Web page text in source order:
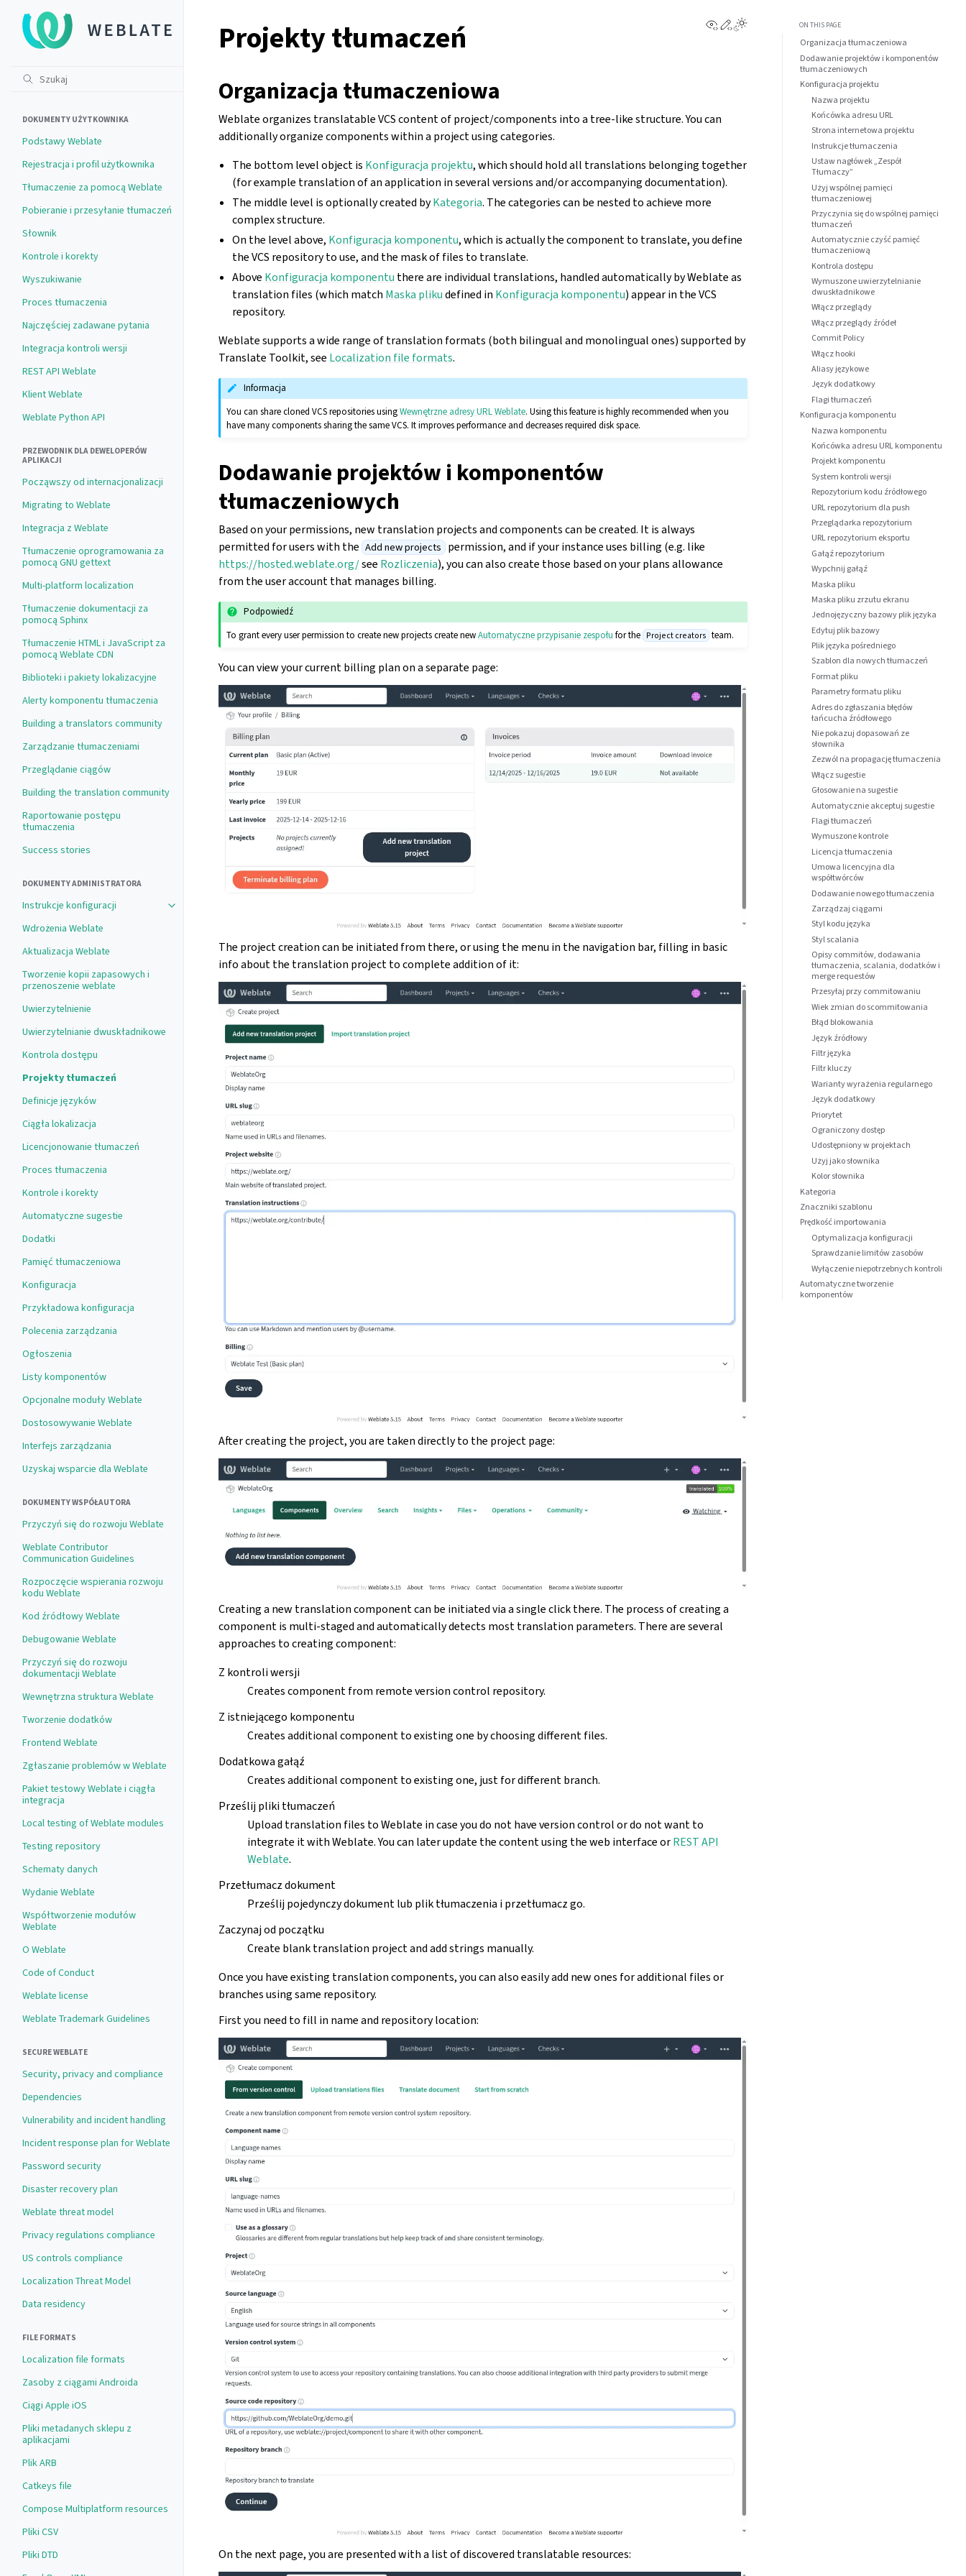
DOKUMENTY UŻYTKOWNIKA
Podstawy Weblate
Rejestracja i profil użytkownika
Tłumaczenie za pomocą Weblate
Pobieranie i przesyłanie tłumaczeń
Słownik
Kontrole i korekty
Wyszukiwanie
Proces tłumaczenia
Najczęściej zadawane pytania
Integracja kontroli wersji
REST API Weblate
Klient Weblate
Weblate Python API
PRZEWODNIK DLA DEWELOPERÓW
APLIKACJI
Począwszy od internacjonalizacji
Migrating to Weblate
Integracja z Weblate
Tłumaczenie oprogramowania za
pomocą GNU gettext
Multi-platform localization
Tłumaczenie dokumentacji za
pomocą Sphinx
Tłumaczenie HTML i JavaScript za
pomocą Weblate CDN
Biblioteki i pakiety lokalizacyjne
Alerty komponentu tłumaczenia
Building a translators community
Zarządzanie tłumaczeniami
Przeglądanie ciągów
Building the translation community
Raportowanie postępu
tłumaczenia
Success stories
DOKUMENTY ADMINISTRATORA
Instrukcje konfiguracji
Wdrożenia Weblate
Aktualizacja Weblate
Tworzenie kopii zapasowych i
przenoszenie weblate
Uwierzytelnienie
Uwierzytelnianie dwuskładnikowe
Kontrola dostępu
Projekty tłumaczeń
Definicje języków
Ciągła lokalizacja
Licencjonowanie tłumaczeń
Proces tłumaczenia
Kontrole i korekty
Automatyczne sugestie
Dodatki
Pamięć tłumaczeniowa
Konfiguracja
Przykładowa konfiguracja
Polecenia zarządzania
Ogłoszenia
Listy komponentów
Opcjonalne moduły Weblate
Dostosowywanie Weblate
Interfejs zarządzania
Uzyskaj wsparcie dla Weblate
DOKUMENTY WSPÓŁAUTORA
Przyczyń się do rozwoju Weblate
Weblate Contributor
Communication Guidelines
Rozpoczęcie wspierania rozwoju
kodu Weblate
Kod źródłowy Weblate
Debugowanie Weblate
Przyczyń się do rozwoju
dokumentacji Weblate
Wewnętrzna struktura Weblate
Tworzenie dodatków
Frontend Weblate
Zgłaszanie problemów w Weblate
Pakiet testowy Weblate i ciągła
integracja
Local testing of Weblate modules
Testing repository
Schematy danych
Wydanie Weblate
Współtworzenie modułów
Weblate
O Weblate
Code of Conduct
Weblate license
Weblate Trademark Guidelines
SECURE WEBLATE
Security, privacy and compliance
Dependencies
Vulnerability and incident handling
Incident response plan for Weblate
Password security
Disaster recovery plan
Weblate threat model
Privacy regulations compliance
US controls compliance
Localization Threat Model
Data residency
FILE FORMATS
Localization file formats
Zasoby z ciągami Androida
Ciągi Apple iOS
Pliki metadanych sklepu z
aplikacjami
Plik ARB
Catkeys file
Compose Multiplatform resources
Pliki CSV
Pliki DTD
View this page
Edit this page
Projekty tłumaczeń
Organizacja tłumaczeniowa
Weblate organizes translatable VCS content of project/components into a tree-like structure. You can
additionally organize components within a project using categories.
The bottom level object is Konfiguracja projektu, which should hold all translations belonging together
(for example translation of an application in several versions and/or accompanying documentation).
The middle level is optionally created byKategoria. The categories can be nested to achieve more
complex structure.
On the level above, Konfiguracja komponentu, which is actually the component to translate, you define
the VCS repository to use, and the mask of files to translate.
Above Konfiguracja komponentu there are individual translations, handled automatically by Weblate as
translation files (which match Maska plikudefined in Konfiguracja komponentu) appear in the VCS
repository.
Weblate supports a wide range of translation formats (both bilingual and monolingual ones) supported by
Translate Toolkit, see Localization file formats.
Informacja
You can share cloned VCS repositories usingWewnętrzne adresy URL Weblate. Using this feature is highly recommended when you
have many components sharing the same VCS. It improves performance and decreases required disk space.
Dodawanie projektów i komponentów
tłumaczeniowych
Based on your permissions, new translation projects and components can be created. It is always
permitted for users with the Add new projects permission, and if your instance uses billing (e.g. like
https://hosted.weblate.org/see Rozliczenia), you can also create those based on your plans allowance
from the user account that manages billing.
Podpowiedź
To grant every user permission to create new projects create newAutomatyczne przypisanie zespołu for the Project creators team.
You can view your current billing plan on a separate page:
The project creation can be initiated from there, or using the menu in the navigation bar, filling in basic
info about the translation project to complete addition of it:
After creating the project, you are taken directly to the project page:
Creating a new translation component can be initiated via a single click there. The process of creating a
component is multi-staged and automatically detects most translation parameters. There are several
approaches to creating component:
Z kontroli wersji
Creates component from remote version control repository.
Z istniejącego komponentu
Creates additional component to existing one by choosing different files.
Dodatkowa gałąź
Creates additional component to existing one, just for different branch.
Prześlij pliki tłumaczeń
Upload translation files to Weblate in case you do not have version control or do not want to
integrate it with Weblate. You can later update the content using the web interface orREST API
Weblate.
Przetłumacz dokument
Prześlij pojedynczy dokument lub plik tłumaczenia i przetłumacz go.
Zaczynaj od początku
Create blank translation project and add strings manually.
Once you have existing translation components, you can also easily add new ones for additional files or
branches using same repository.
First you need to fill in name and repository location:
On the next page, you are presented with a list of discovered translatable resources:
ON THIS PAGE
Organizacja tłumaczeniowa
Dodawanie projektów i komponentów
tłumaczeniowych
Konfiguracja projektu
Nazwa projektu
Końcówka adresu URL
Strona internetowa projektu
Instrukcje tłumaczenia
Ustaw nagłówek „Zespół
Tłumaczy”
Użyj wspólnej pamięci
tłumaczeniowej
Przyczynia się do wspólnej pamięci
tłumaczeń
Automatycznie czyść pamięć
tłumaczeniową
Kontrola dostępu
Wymuszone uwierzytelnianie
dwuskładnikowe
Włącz przeglądy
Włącz przeglądy źródeł
Commit Policy
Włącz hooki
Aliasy językowe
Język dodatkowy
Flagi tłumaczeń
Konfiguracja komponentu
Nazwa komponentu
Końcówka adresu URL komponentu
Projekt komponentu
System kontroli wersji
Repozytorium kodu źródłowego
URL repozytorium dla push
Przeglądarka repozytorium
URL repozytorium eksportu
Gałąź repozytorium
Wypchnij gałąź
Maska pliku
Maska pliku zrzutu ekranu
Jednojęzyczny bazowy plik języka
Edytuj plik bazowy
Plik języka pośredniego
Szablon dla nowych tłumaczeń
Format pliku
Parametry formatu pliku
Adres do zgłaszania błędów
łańcucha źródłowego
Nie pokazuj dopasowań ze
słownika
Zezwól na propagację tłumaczenia
Włącz sugestie
Głosowanie na sugestie
Automatycznie akceptuj sugestie
Flagi tłumaczeń
Wymuszone kontrole
Licencja tłumaczenia
Umowa licencyjna dla
współtwórców
Dodawanie nowego tłumaczenia
Zarządzaj ciągami
Styl kodu języka
Styl scalania
Opisy commitów, dodawania
tłumaczenia, scalania, dodatków i
merge requestów
Przesyłaj przy commitowaniu
Wiek zmian do scommitowania
Błąd blokowania
Język źródłowy
Filtr języka
Filtr kluczy
Warianty wyrażenia regularnego
Język dodatkowy
Priorytet
Ograniczony dostęp
Udostępniony w projektach
Użyj jako słownika
Kolor słownika
Kategoria
Znaczniki szablonu
Prędkość importowania
Optymalizacja konfiguracji
Sprawdzanie limitów zasobów
Wyłączenie niepotrzebnych kontroli
Automatyczne tworzenie
komponentów